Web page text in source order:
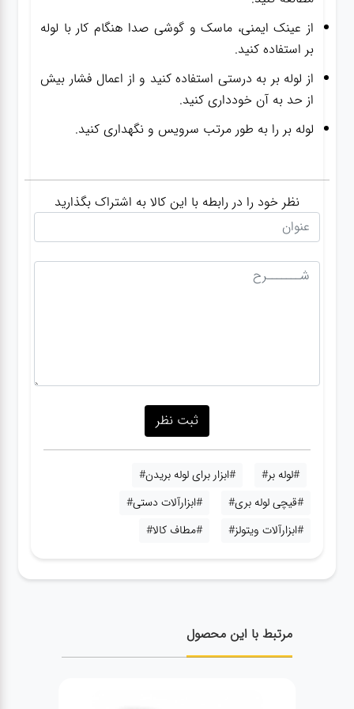
از عینک ایمنی، ماسک و گوشی صدا هنگام کار با لوله
بر استفاده کنید.
از لوله بر به درستی استفاده کنید و از اعمال فشار بیش
از حد به آن خودداری کنید.
لوله بر را به طور مرتب سرویس و نگهداری کنید.
نظر خود را در رابطه با این کالا به اشتراک بگذارید
#لوله بر#
#ابزار برای لوله بریدن#
#قیچی لوله بری#
#ابزارآلات دستی#
#ابزارآلات ویتولز#
#مطاف کالا#
مرتبط با این محصول